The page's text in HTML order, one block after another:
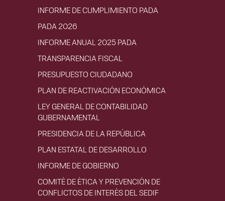
INFORME DE CUMPLIMIENTO PADA
PADA 2026
INFORME ANUAL 2025 PADA
TRANSPARENCIA FISCAL
PRESUPUESTO CIUDADANO
PLAN DE REACTIVACIÓN ECONÓMICA
LEY GENERAL DE CONTABILIDAD
GUBERNAMENTAL
PRESIDENCIA DE LA REPÚBLICA
PLAN ESTATAL DE DESARROLLO
INFORME DE GOBIERNO
COMITÉ DE ÉTICA Y PREVENCIÓN DE
CONFLICTOS DE INTERÉS DEL SEDIF